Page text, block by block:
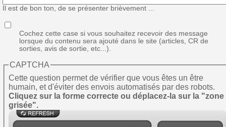
Il est de bon ton, de se présenter brièvement ...
Cochez cette case si vous souhaitez recevoir des message
lorsque du contenu sera ajouté dans le site (articles, CR de
sorties, avis de sortie, etc...).
CAPTCHA
Cette question permet de vérifier que vous êtes un être
humain, et d'éviter des envois automatisés par des robots.
Cliquez sur la forme correcte ou déplacez-la sur la "zone
grisée".